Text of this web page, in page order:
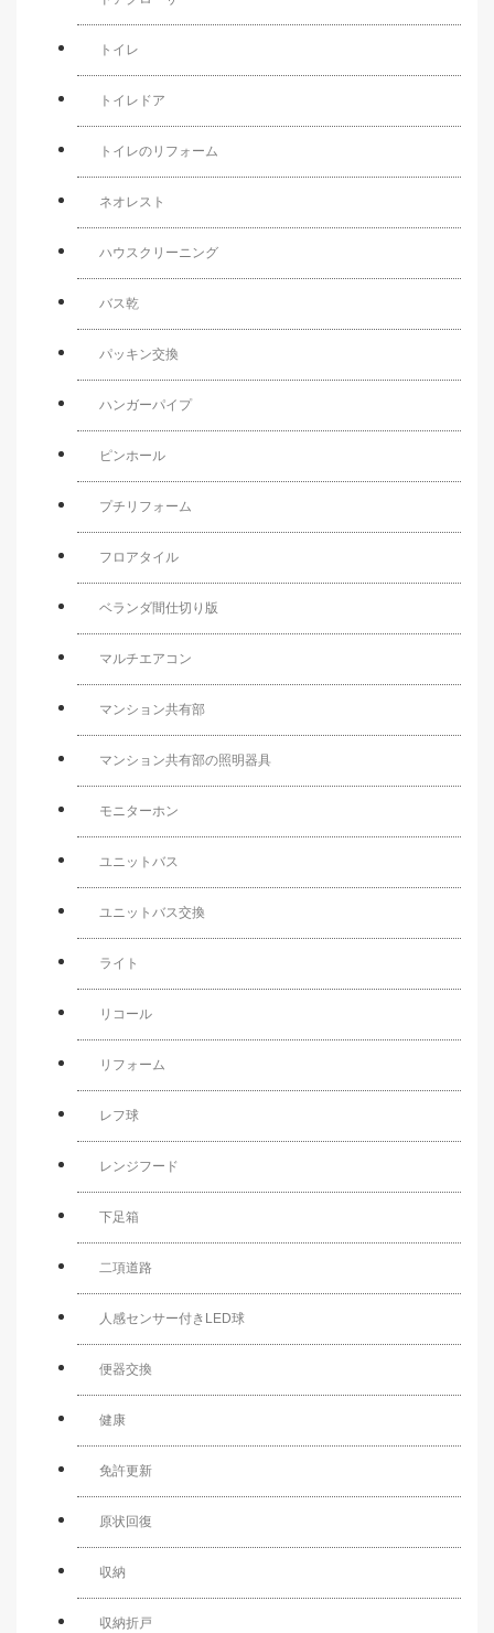
トイレ
トイレドア
トイレのリフォーム
ネオレスト
ハウスクリーニング
バス乾
パッキン交換
ハンガーパイプ
ピンホール
プチリフォーム
フロアタイル
ベランダ間仕切り版
マルチエアコン
マンション共有部
マンション共有部の照明器具
モニターホン
ユニットバス
ユニットバス交換
ライト
リコール
リフォーム
レフ球
レンジフード
下足箱
二項道路
人感センサー付きLED球
便器交換
健康
免許更新
原状回復
収納
収納折戸